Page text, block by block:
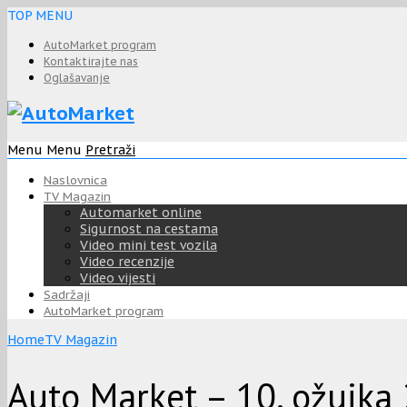
TOP MENU
AutoMarket program
Kontaktirajte nas
Oglašavanje
Menu Menu Pretraži
Naslovnica
TV Magazin
Automarket online
Sigurnost na cestama
Video mini test vozila
Video recenzije
Video vijesti
Sadržaji
AutoMarket program
HomeTV Magazin
Auto Market – 10. ožujka